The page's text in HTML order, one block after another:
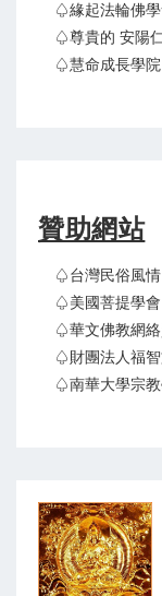
♤緣起法輪佛
♤尊貴的 安陽
♤慧命成長學院
贊助網站
♤台灣民俗風
♤美國菩提學會
♤華文佛教網
♤財團法人福
♤南華大學宗